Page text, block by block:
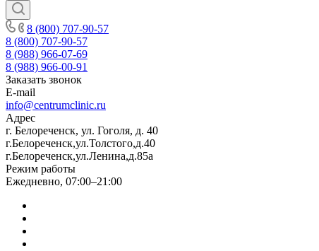
8 (800) 707-90-57
8 (800) 707-90-57
8 (988) 966-07-69
8 (988) 966-00-91
Заказать звонок
E-mail
info@centrumclinic.ru
Адрес
г. Белореченск, ул. Гоголя, д. 40
г.Белореченск,ул.Толстого,д.40
г.Белореченск,ул.Ленина,д.85а
Режим работы
Ежедневно, 07:00–21:00